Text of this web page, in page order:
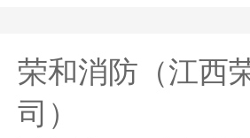
荣和消防（江西
司）